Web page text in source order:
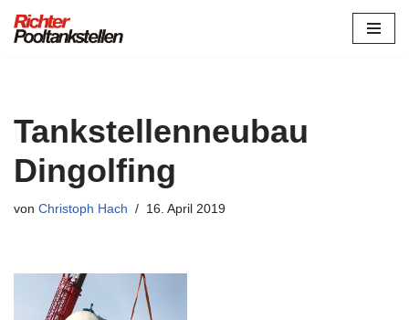
Zum
Tankstellenneubau
Dingolfing
von Christoph Hach 16. April 2019